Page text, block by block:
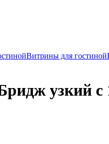
Витрины для гостиной
узкий с